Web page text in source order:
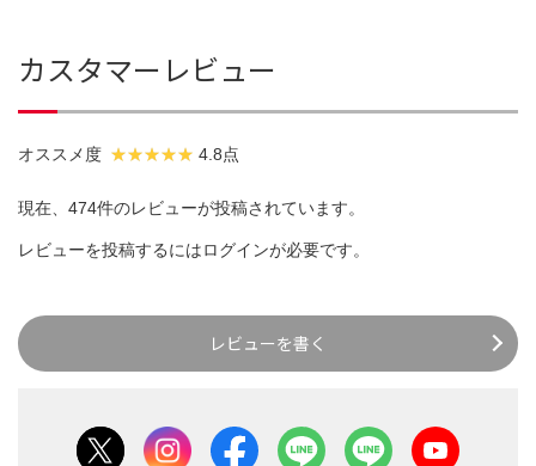
カスタマーレビュー
オススメ度 4.8点
現在、474件のレビューが投稿されています。
レビューを投稿するにはログインが必要です。
レビューを書く